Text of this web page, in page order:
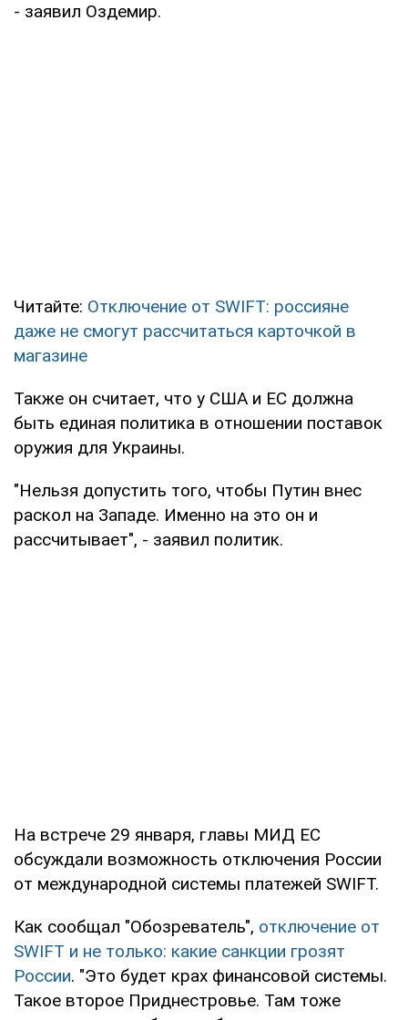
- заявил Оздемир.
Читайте: Отключение от SWIFT: россияне
даже не смогут рассчитаться карточкой в
магазине
Также он считает, что у США и ЕС должна
быть единая политика в отношении поставок
оружия для Украины.
"Нельзя допустить того, чтобы Путин внес
раскол на Западе. Именно на это он и
рассчитывает", - заявил политик.
На встрече 29 января, главы МИД ЕС
обсуждали возможность отключения России
от международной системы платежей SWIFT.
Как сообщал "Обозреватель", отключение от
SWIFT и не только: какие санкции грозят
России. "Это будет крах финансовой системы.
Такое второе Приднестровье. Там тоже